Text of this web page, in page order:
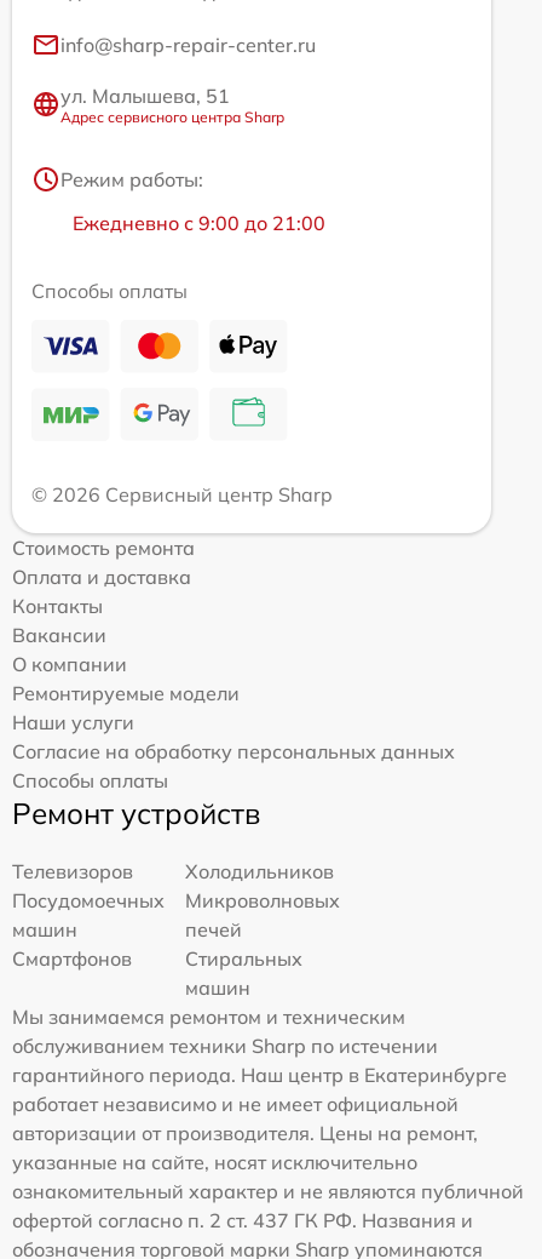
info@sharp-repair-center.ru
ул. Малышева, 51
Адрес сервисного центра Sharp
Режим работы:
Ежедневно с 9:00 до 21:00
Способы оплаты
© 2026 Сервисный центр Sharp
Стоимость ремонта
Оплата и доставка
Контакты
Вакансии
О компании
Ремонтируемые модели
Наши услуги
Согласие на обработку персональных данных
Способы оплаты
Ремонт устройств
Телевизоров
Холодильников
Посудомоечных
машин
Микроволновых
печей
Смартфонов
Стиральных
машин
Мы занимаемся ремонтом и техническим
обслуживанием техники Sharp по истечении
гарантийного периода. Наш центр в Екатеринбурге
работает независимо и не имеет официальной
авторизации от производителя. Цены на ремонт,
указанные на сайте, носят исключительно
ознакомительный характер и не являются публичной
офертой согласно п. 2 ст. 437 ГК РФ. Названия и
обозначения торговой марки Sharp упоминаются